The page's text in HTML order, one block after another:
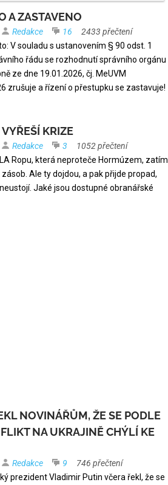
A ZASTAVENO
Redakce 16
2433 přečtení
V souladu s ustanovením § 90 odst. 1
řádu se rozhodnutí správního orgánu
ze dne 19.01.2026, čj. MeUVM
zrušuje a řízení o přestupku se zastavuje!
KRIZE
Redakce 3
1052 přečtení
Ropu, která neproteče Hormúzem, zatím
Ale ty dojdou, a pak přijde propad,
Jaké jsou dostupné obranářské
NOVINÁŘŮM, ŽE SE PODLE
NA UKRAJINĚ CHÝLÍ KE
Redakce 9
746 přečtení
prezident Vladimir Putin včera řekl, že se